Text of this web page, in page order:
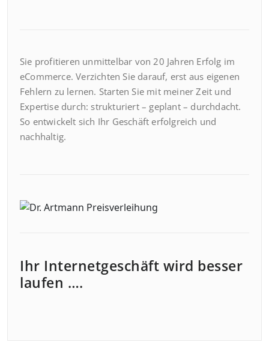
Sie profitieren unmittelbar von 20 Jahren Erfolg im
eCommerce. Verzichten Sie darauf, erst aus eigenen
Fehlern zu lernen. Starten Sie mit meiner Zeit und
Expertise durch: strukturiert – geplant – durchdacht.
So entwickelt sich Ihr Geschäft erfolgreich und
nachhaltig.
Ihr Internetgeschäft wird besser
laufen ….